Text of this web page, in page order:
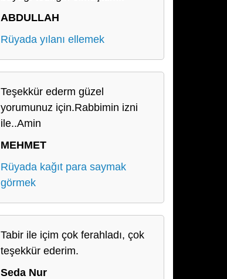
ABDULLAH
Rüyada yılanı ellemek
Teşekkür ederm güzel
yorumunuz için.Rabbimin izni
ile..Amin
MEHMET
Rüyada kağıt para saymak
görmek
Tabir ile içim çok ferahladı, çok
teşekkür ederim.
Seda Nur